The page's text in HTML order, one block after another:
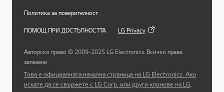
Политика за поверителност
ПОМОЩ ПРИ ДОСТЪПНОСТТА LG Privacy
Авторско право © 2009-2025 LG Electronics. Всички права
запазени
Това е официалната начална страница на LG Electronics. Ако
искате да се свържете с LG Corp. или други клонове на LG,